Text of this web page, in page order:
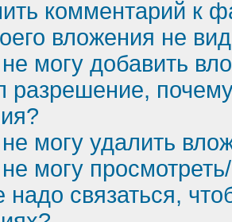
комментарий к
вложения не
могу добавить
разрешение,
могу удалить
могу
связаться,